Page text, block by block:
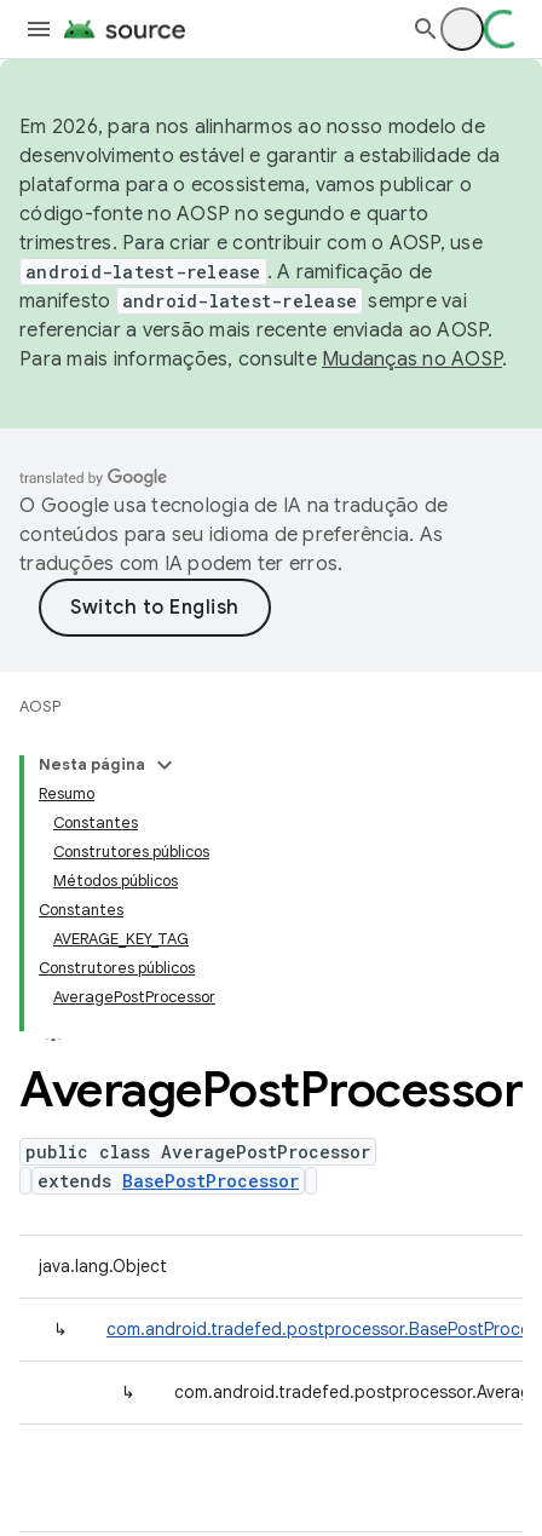
Em 2026, para nos alinharmos ao nosso modelo de
desenvolvimento estável e garantir a estabilidade da
plataforma para o ecossistema, vamos publicar o
código-fonte no AOSP no segundo e quarto
trimestres. Para criar e contribuir com o AOSP, use
android-latest-release . A ramificação de
manifesto
android-latest-release sempre vai
referenciar a versão mais recente enviada ao AOSP.
Para mais informações, consulte Mudanças no AOSP.
O Google usa tecnologia de IA na tradução de
conteúdos para seu idioma de preferência. As
traduções com IA podem ter erros.
AOSP
Nesta página
Resumo
Constantes
Construtores públicos
Métodos públicos
Constantes
AVERAGE_KEY_TAG
Construtores públicos
AveragePostProcessor
AveragePostProcessor
public class AveragePostProcessor
extends BasePostProcessor
java.lang.Object
↳
↳